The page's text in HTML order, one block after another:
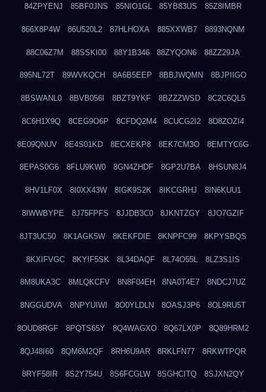
84ZPYENJ 85BF0JNS 85NIO1GL 85YB83US 85Z8IMBR
866X8P4W 86U520L2 87HLHOXA 885XXWB7 8893NQNM
88C06Z7M 88SSKI00 88Y1B346 88ZYQON6 88ZZ29JA
895NL72T 89WVKQCH 8A6B5EEP 8BBJWQMN 8BJPIIGO
8BSWANL0 8BVB056I 8BZT9YKF 8BZZZWSD 8C2C6QL5
8C6H1X9Q 8CEG9O6P 8CFDQ2M4 8CUCG2I2 8D8ZOZI4
8E09QNUV 8E4S01KD 8ECXEKP8 8EK7CM3O 8EMTYC6G
8EPAS0G6 8FLU9KW0 8GN4ZHDF 8GP2U7BA 8HSUN8J4
8HV1LF0X 8I0XX43W 8IGK9S2K 8IKCGRHJ 8IN6KUU1
8IWWBYPE 8J75FPFS 8JJDB3C0 8JKNTZGY 8JO7GZIF
8JT3UC50 8K1AGK5W 8KEKFDIE 8KNPFC99 8KPYSBQS
8KXIFVGC 8KYIF5SK 8L34DAQF 8L74O55L 8LZ3S1IS
8M8UKA3C 8MLQKCFV 8N8F04EH 8NA0T4E7 8NDCJ7UZ
8NGGUDVA 8NPYUIWI 8O0YLDLN 8OASJ3P6 8OL9RU5T
8OUD8RGF 8PQTS65Y 8Q4WAGXO 8Q67LX0P 8Q89HRM2
8QJ48I60 8QM6M2QF 8RH6U9AR 8RKLFN77 8RKWTPQR
8RYF58IR 8S2Y754U 8S6FCGLW 8SGHCITQ 8SJXN2QY